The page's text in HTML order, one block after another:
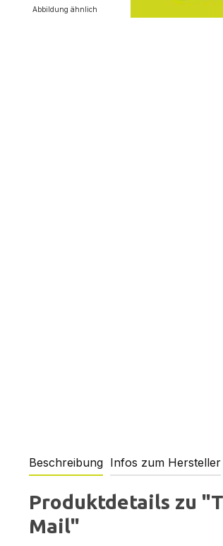
Abbildung ähnlich
Beschreibung Infos zum Hersteller
Produktdetails zu
Mail"